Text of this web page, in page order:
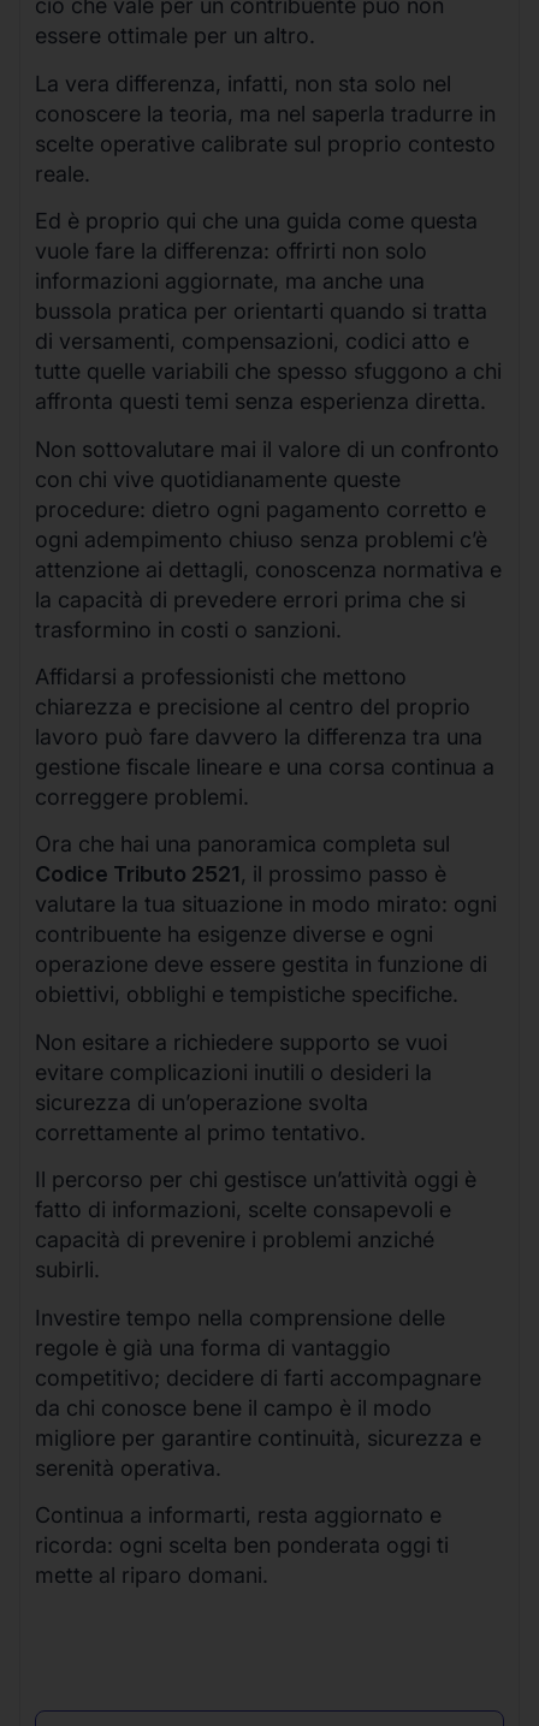
ciò che vale per un contribuente può non
essere ottimale per un altro.
La vera differenza, infatti, non sta solo nel
conoscere la teoria, ma nel saperla tradurre in
scelte operative calibrate sul proprio contesto
reale.
Ed è proprio qui che una guida come questa
vuole fare la differenza: offrirti non solo
informazioni aggiornate, ma anche una
bussola pratica per orientarti quando si tratta
di versamenti, compensazioni, codici atto e
tutte quelle variabili che spesso sfuggono a chi
affronta questi temi senza esperienza diretta.
Non sottovalutare mai il valore di un confronto
con chi vive quotidianamente queste
procedure: dietro ogni pagamento corretto e
ogni adempimento chiuso senza problemi c’è
attenzione ai dettagli, conoscenza normativa e
la capacità di prevedere errori prima che si
trasformino in costi o sanzioni.
Affidarsi a professionisti che mettono
chiarezza e precisione al centro del proprio
lavoro può fare davvero la differenza tra una
gestione fiscale lineare e una corsa continua a
correggere problemi.
Ora che hai una panoramica completa sul
Codice Tributo 2521, il prossimo passo è
valutare la tua situazione in modo mirato: ogni
contribuente ha esigenze diverse e ogni
operazione deve essere gestita in funzione di
obiettivi, obblighi e tempistiche specifiche.
Non esitare a richiedere supporto se vuoi
evitare complicazioni inutili o desideri la
sicurezza di un’operazione svolta
correttamente al primo tentativo.
Il percorso per chi gestisce un’attività oggi è
fatto di informazioni, scelte consapevoli e
capacità di prevenire i problemi anziché
subirli.
Investire tempo nella comprensione delle
regole è già una forma di vantaggio
competitivo; decidere di farti accompagnare
da chi conosce bene il campo è il modo
migliore per garantire continuità, sicurezza e
serenità operativa.
Continua a informarti, resta aggiornato e
ricorda: ogni scelta ben ponderata oggi ti
mette al riparo domani.